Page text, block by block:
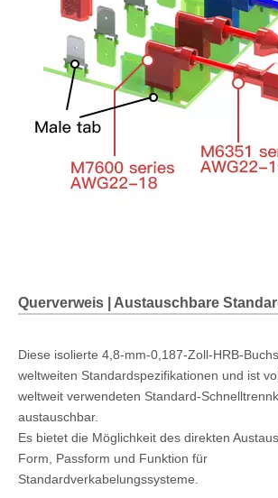
Querverweis | Austauschbare
Diese isolierte 4,8-mm-0,187-Zoll-HRB-
weltweiten Standardspezifikationen und ist
weltweit verwendeten Standard-
austauschbar.
Es bietet die Möglichkeit des direkten
Form, Passform und Funktion für
Standardverkabelungssysteme.